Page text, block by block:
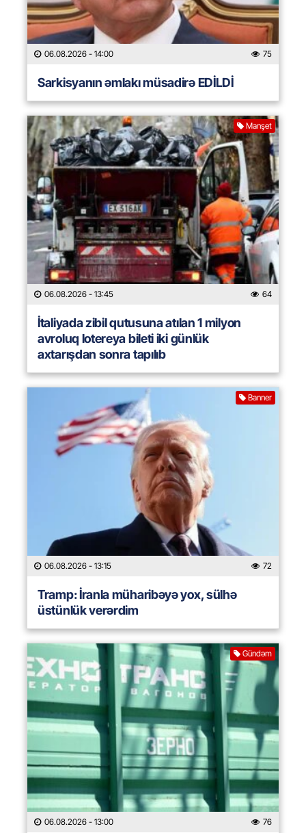
06.08.2026 - 14:00 75
Sarkisyanın əmlakı müsadirə EDİLDİ
Manşet
06.08.2026 - 13:45 64
İtaliyada zibil qutusuna atılan 1 milyon
avroluq lotereya bileti iki günlük
axtarışdan sonra tapılıb
Banner
06.08.2026 - 13:15 72
Tramp: İranla müharibəyə yox, sülhə
üstünlük verərdim
Gündəm
06.08.2026 - 13:00 76